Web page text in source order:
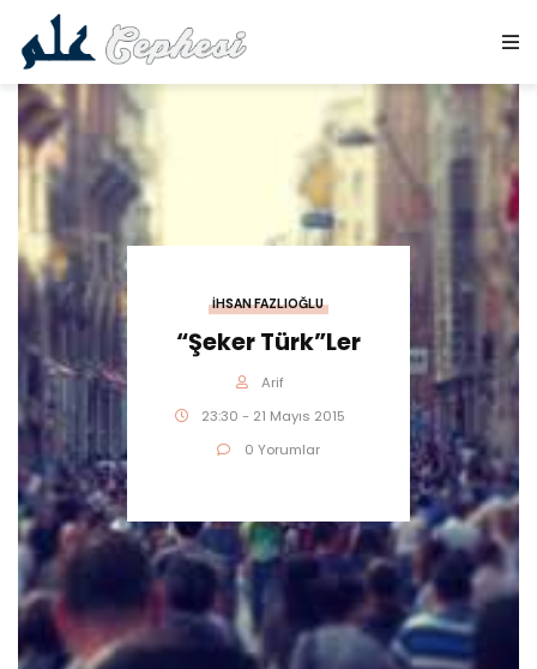
İHSAN FAZLIOĞLU
“Şeker Türk”ler
Arif
23:30 - 21 Mayıs 2015
0 Yorumlar